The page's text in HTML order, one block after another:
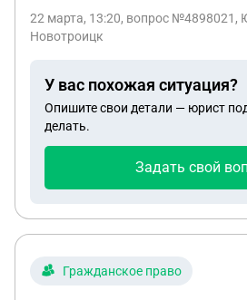
или это законно? Или вы тут аферисты только
такой сайтик завести.
22 марта, 13:20, вопрос №4898021,
Новотроицк
У вас похожая ситуация?
Опишите свои детали — юрист
делать.
Задать свой
Гражданское право